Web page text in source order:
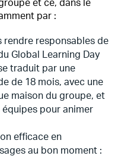
et ce, dans le
par :
rendre responsables de
Global Learning Day
traduit par une
de 18 mois, avec une
maison du groupe, et
pour animer
efficace en
au bon moment :